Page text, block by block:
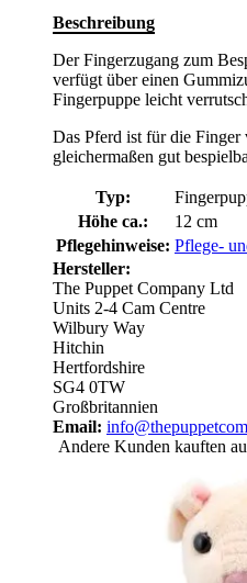
Beschreibung
Der Fingerzugang zum
verfügt über einen
Fingerpuppe leicht
Das Pferd ist für die
gleichermaßen gut
Typ:
Höhe ca.:
12 cm
Pflegehinweise: Pflege-
Hersteller:
The Puppet Company Ltd
Units 2-4 Cam Centre
Wilbury Way
Hitchin
Hertfordshire
SG4 0TW
Großbritannien
Email:
Andere Kunden kauften